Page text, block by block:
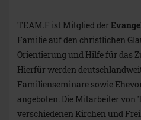
TEAM.F ist Mitglied der
Familie auf den christlichen
Orientierung und Hilfe für das
Hierfür werden
Familienseminare sowie
angeboten. Die Mitarbeiter von
verschiedenen Kirchen und